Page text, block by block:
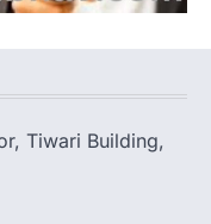
Tiwari Building,